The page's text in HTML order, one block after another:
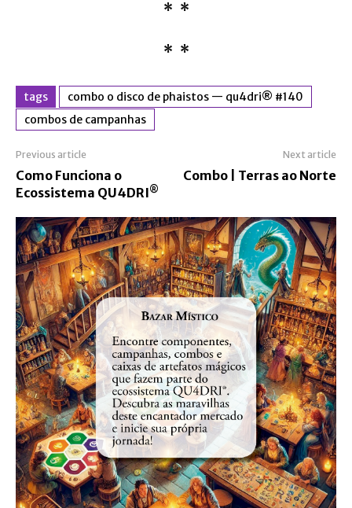
* *
* *
tags
combo o disco de phaistos — qu4dri® #140
combos de campanhas
Previous article
Como Funciona o
Ecossistema QU4DRI®
Next article
Combo | Terras ao Norte